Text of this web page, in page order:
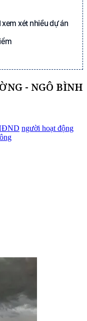
xem xét nhiều dự án
- NGÔ BÌNH
người hoạt động